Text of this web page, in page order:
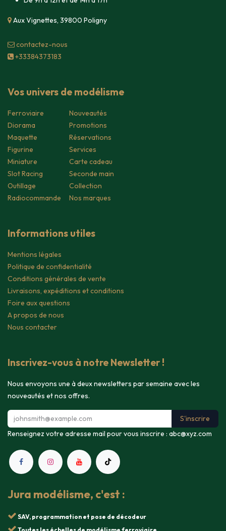
Aux Vignettes, 39800 Poligny
contacte​z-nous
+33384373183
Vos univers de modélisme
Ferroviaire
Diorama
Maquette
Figurine
Miniature
Slot Racing
Outillage
Radiocommande
Nouveautés
Promotions
Réservations
Services
Carte cadeau
Seconde main
Collection
Nos marques
Informations utiles
Mentions légales
Politique de confidentialité
Conditions générales de vente
Livraisons, expéditions et conditions
Foire aux questions
A propos de nous
Nous contacter
Inscrivez-vous à notre Newsletter !
Nous envoyons une à deux newsletters par semaine avec les
nouveautés et nos offres.
S'inscrire
Renseignez votre adresse mail pour vous inscrire : abc@xyz.com
Jura modélisme, c'est :
SAV, programmation et pose de décodeur